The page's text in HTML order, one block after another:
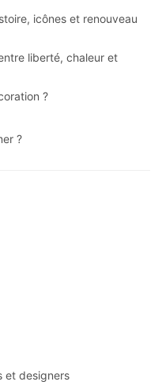
icônes et renouveau
liberté, chaleur et
?
?
et designers